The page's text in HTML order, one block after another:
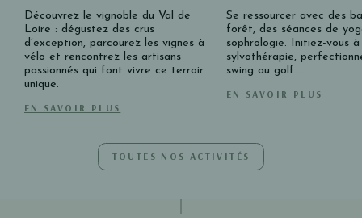
Découvrez le vignoble du Val de
Loire : dégustez des crus
d’exception, parcourez les vignes à
vélo et rencontrez les artisans
passionnés qui font vivre ce terroir
unique​​.
EN SAVOIR PLUS
Se ressourcer avec des
forêt, des séances de
sophrologie. Initiez-vous
sylvothérapie,
swing au golf…
EN SAVOIR PLUS
TOUTES NOS ACTIVITÉS